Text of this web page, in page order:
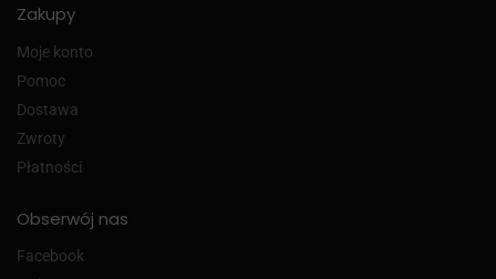
Zakupy
Moje konto
Pomoc
Dostawa
Zwroty
Płatności
Obserwój nas
Facebook